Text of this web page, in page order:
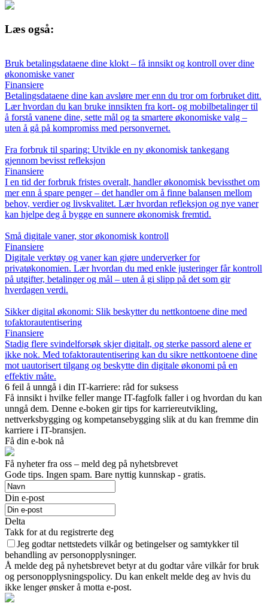
Læs også:
Bruk betalingsdataene dine klokt – få innsikt og kontroll over dine
økonomiske vaner
Finansiere
Betalingsdataene dine kan avsløre mer enn du tror om forbruket ditt.
Lær hvordan du kan bruke innsikten fra kort- og mobilbetalinger til
å forstå vanene dine, sette mål og ta smartere økonomiske valg –
uten å gå på kompromiss med personvernet.
Fra forbruk til sparing: Utvikle en ny økonomisk tankegang
gjennom bevisst refleksjon
Finansiere
I en tid der forbruk fristes overalt, handler økonomisk bevissthet om
mer enn å spare penger – det handler om å finne balansen mellom
behov, verdier og livskvalitet. Lær hvordan refleksjon og nye vaner
kan hjelpe deg å bygge en sunnere økonomisk fremtid.
Små digitale vaner, stor økonomisk kontroll
Finansiere
Digitale verktøy og vaner kan gjøre underverker for
privatøkonomien. Lær hvordan du med enkle justeringer får kontroll
på utgifter, betalinger og mål – uten å gi slipp på det som gir
hverdagen verdi.
Sikker digital økonomi: Slik beskytter du nettkontoene dine med
tofaktorautentisering
Finansiere
Stadig flere svindelforsøk skjer digitalt, og sterke passord alene er
ikke nok. Med tofaktorautentisering kan du sikre nettkontoene dine
mot uautorisert tilgang og beskytte din digitale økonomi på en
effektiv måte.
6 feil å unngå i din IT-karriere: råd for suksess
Få innsikt i hvilke feller mange IT-fagfolk faller i og hvordan du kan
unngå dem. Denne e-boken gir tips for karriereutvikling,
nettverksbygging og kompetansebygging slik at du kan fremme din
karriere i IT-bransjen.
Få din e-bok nå
Få nyheter fra oss – meld deg på nyhetsbrevet
Gode ​​tips. Ingen spam. Bare nyttig kunnskap - gratis.
Din e-post
Delta
Takk for at du registrerte deg
Jeg godtar nettstedets vilkår og betingelser og samtykker til
behandling av personopplysninger.
Å melde deg på nyhetsbrevet betyr at du godtar våre vilkår for bruk
og personopplysningspolicy. Du kan enkelt melde deg av hvis du
ikke lenger ønsker å motta e-post.